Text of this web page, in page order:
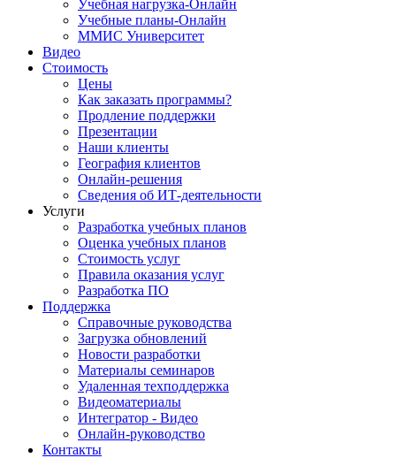
Учебная нагрузка-Онлайн
Учебные планы-Онлайн
ММИС Университет
Видео
Стоимость
Цены
Как заказать программы?
Продление поддержки
Презентации
Наши клиенты
География клиентов
Онлайн-решения
Сведения об ИТ-деятельности
Услуги
Разработка учебных планов
Оценка учебных планов
Стоимость услуг
Правила оказания услуг
Разработка ПО
Поддержка
Справочные руководства
Загрузка обновлений
Новости разработки
Материалы семинаров
Удаленная техподдержка
Видеоматериалы
Интегратор - Видео
Онлайн-руководство
Контакты